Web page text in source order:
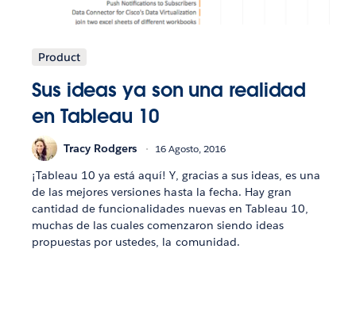
Product
Sus ideas ya son una realidad
en Tableau 10
Tracy Rodgers 16 Agosto, 2016
¡Tableau 10 ya está aquí! Y, gracias a sus ideas, es una
de las mejores versiones hasta la fecha. Hay gran
cantidad de funcionalidades nuevas en Tableau 10,
muchas de las cuales comenzaron siendo ideas
propuestas por ustedes, la comunidad.